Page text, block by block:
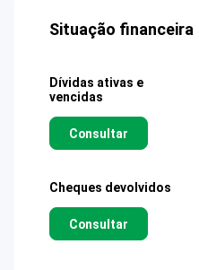
Situação financeira
Dívidas ativas e
vencidas
Consultar
Cheques devolvidos
Consultar